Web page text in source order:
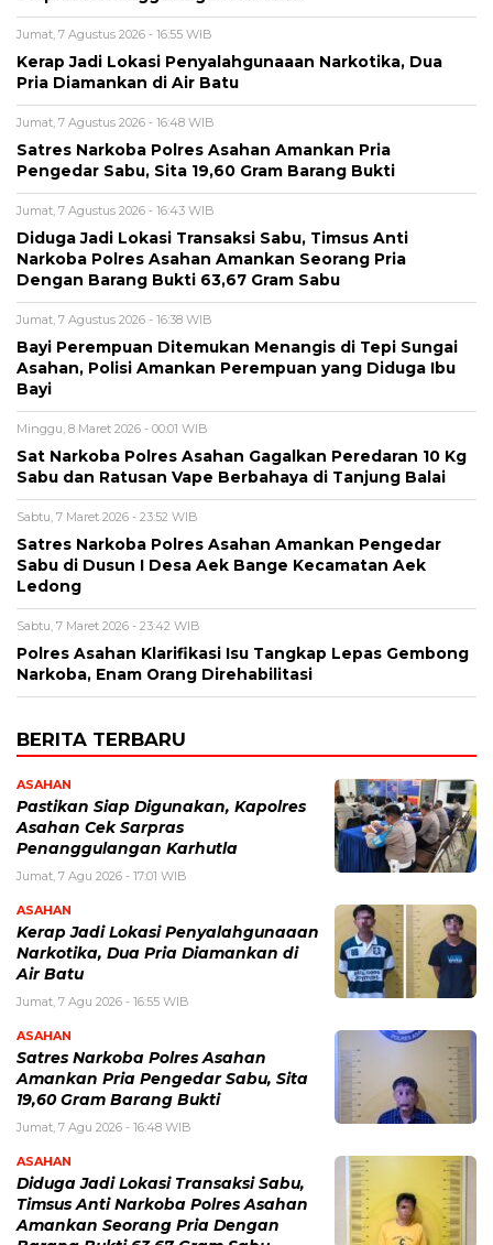
Jumat, 7 Agustus 2026 - 16:55 WIB
Kerap Jadi Lokasi Penyalahgunaaan Narkotika, Dua
Pria Diamankan di Air Batu
Jumat, 7 Agustus 2026 - 16:48 WIB
Satres Narkoba Polres Asahan Amankan Pria
Pengedar Sabu, Sita 19,60 Gram Barang Bukti
Jumat, 7 Agustus 2026 - 16:43 WIB
Diduga Jadi Lokasi Transaksi Sabu, Timsus Anti
Narkoba Polres Asahan Amankan Seorang Pria
Dengan Barang Bukti 63,67 Gram Sabu
Jumat, 7 Agustus 2026 - 16:38 WIB
Bayi Perempuan Ditemukan Menangis di Tepi Sungai
Asahan, Polisi Amankan Perempuan yang Diduga Ibu
Bayi
Minggu, 8 Maret 2026 - 00:01 WIB
Sat Narkoba Polres Asahan Gagalkan Peredaran 10 Kg
Sabu dan Ratusan Vape Berbahaya di Tanjung Balai
Sabtu, 7 Maret 2026 - 23:52 WIB
Satres Narkoba Polres Asahan Amankan Pengedar
Sabu di Dusun I Desa Aek Bange Kecamatan Aek
Ledong
Sabtu, 7 Maret 2026 - 23:42 WIB
Polres Asahan Klarifikasi Isu Tangkap Lepas Gembong
Narkoba, Enam Orang Direhabilitasi
BERITA TERBARU
ASAHAN
Pastikan Siap Digunakan, Kapolres
Asahan Cek Sarpras
Penanggulangan Karhutla
Jumat, 7 Agu 2026 - 17:01 WIB
ASAHAN
Kerap Jadi Lokasi Penyalahgunaaan
Narkotika, Dua Pria Diamankan di
Air Batu
Jumat, 7 Agu 2026 - 16:55 WIB
ASAHAN
Satres Narkoba Polres Asahan
Amankan Pria Pengedar Sabu, Sita
19,60 Gram Barang Bukti
Jumat, 7 Agu 2026 - 16:48 WIB
ASAHAN
Diduga Jadi Lokasi Transaksi Sabu,
Timsus Anti Narkoba Polres Asahan
Amankan Seorang Pria Dengan